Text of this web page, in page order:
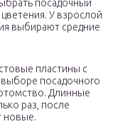
посадочный
У взрослой
выбирают средние
пластины с
посадочного
Длинные
раз, после
новые.